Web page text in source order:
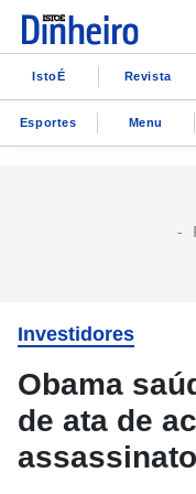
IstoÉ Revista
Esportes Menu
Investidores
Obama
de ata de